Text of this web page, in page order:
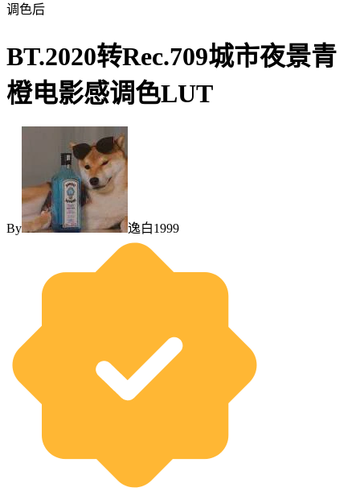
调色后
BT.2020转Rec.709城市夜景青
橙电影感调色LUT
By 逸白1999